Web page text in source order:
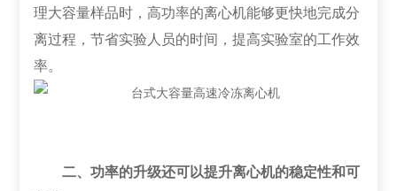
理大容量样品时，高功率的离心机能够更快地完成分
离过程，节省实验人员的时间，提高实验室的工作效
率。
二、功率的升级还可以提升离心机的稳定性和可